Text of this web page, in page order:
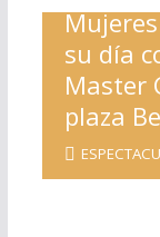
su día
Master
plaza